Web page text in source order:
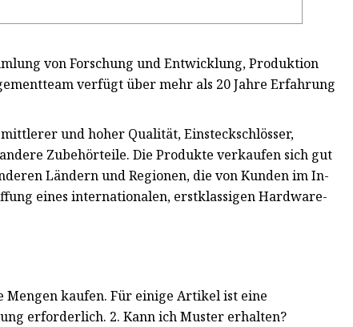
von Forschung und Entwicklung, Produktion
verfügt über mehr als 20 Jahre Erfahrung
und hoher Qualität, Einsteckschlösser,
Zubehörteile. Die Produkte verkaufen sich gut
Ländern und Regionen, die von Kunden im In-
eines internationalen, erstklassigen Hardware-
kaufen. Für einige Artikel ist eine
erforderlich. 2. Kann ich Muster erhalten?